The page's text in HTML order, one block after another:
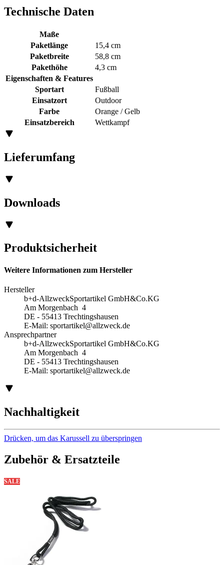
Technische Daten
Maße
Paketlänge
15,4 cm
Paketbreite
58,8 cm
Pakethöhe
4,3 cm
Eigenschaften & Features
Sportart
Fußball
Einsatzort
Outdoor
Farbe
Orange / Gelb
Einsatzbereich
Wettkampf
Lieferumfang
Downloads
Produktsicherheit
Weitere Informationen zum Hersteller
Hersteller
b+d-AllzweckSportartikel GmbH&Co.KG
Am Morgenbach 4
DE - 55413 Trechtingshausen
E-Mail: sportartikel@allzweck.de
Ansprechpartner
b+d-AllzweckSportartikel GmbH&Co.KG
Am Morgenbach 4
DE - 55413 Trechtingshausen
E-Mail: sportartikel@allzweck.de
Nachhaltigkeit
Drücken, um das Karussell zu überspringen
Zubehör & Ersatzteile
SALE